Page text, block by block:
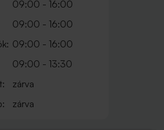
09:00 - 16:00
09:00 - 16:00
09:00 - 16:00
09:00 - 13:30
zárva
zárva